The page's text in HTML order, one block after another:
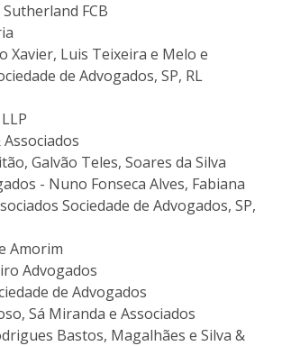
FCB
Xavier, Luis Teixeira e Melo e
de Advogados, SP, RL
Galvão Teles, Soares da Silva
- Nuno Fonseca Alves, Fabiana
Sociedade de Advogados, SP,
Amorim
Advogados
de Advogados
Sá Miranda e Associados
Bastos, Magalhães e Silva &